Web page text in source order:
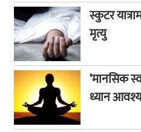
स्कुटर
मृत्यु
‘मानसिक
ध्यान